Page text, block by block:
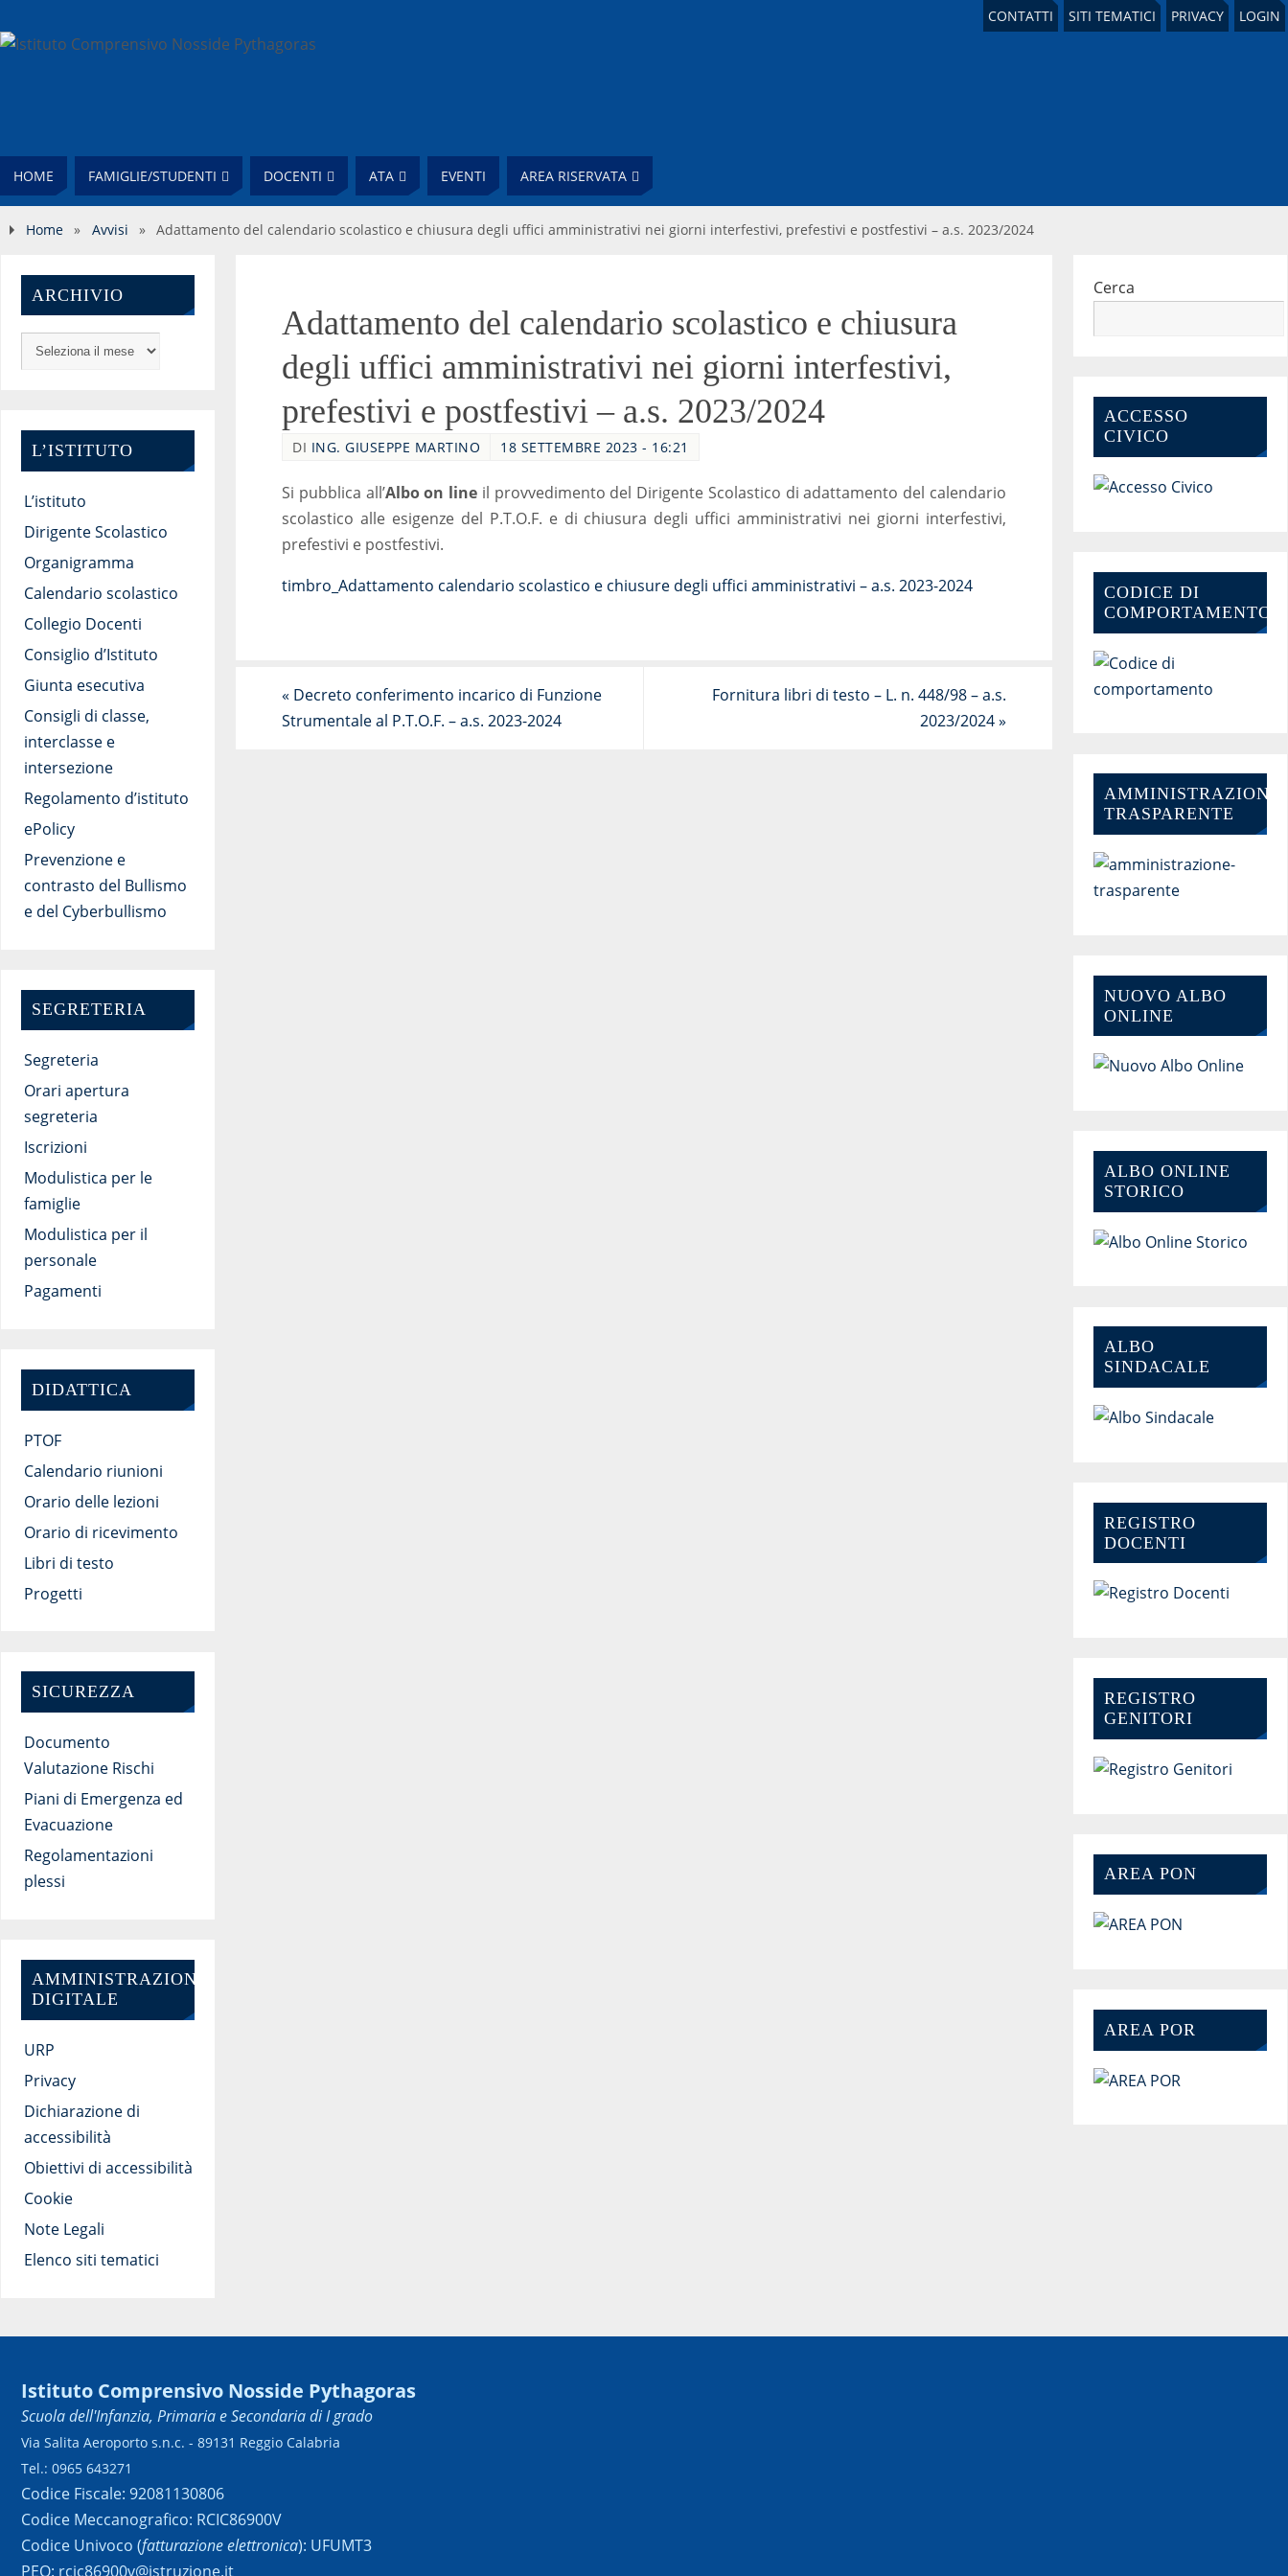
CONTATTI SITI TEMATICI PRIVACY LOGIN
HOME FAMIGLIE/STUDENTI DOCENTI ATA EVENTI AREA RISERVATA
Home » Avvisi » Adattamento del calendario scolastico e chiusura degli uffici amministrativi nei giorni interfestivi, prefestivi e postfestivi – a.s. 2023/2024
Adattamento del calendario scolastico e chiusura
degli uffici amministrativi nei giorni interfestivi,
prefestivi e postfestivi – a.s. 2023/2024
DI ING. GIUSEPPE MARTINO 18 SETTEMBRE 2023 - 16:21
Si pubblica all’Albo on line il provvedimento del Dirigente Scolastico di adattamento del calendario
scolastico alle esigenze del P.T.O.F. e di chiusura degli uffici amministrativi nei giorni interfestivi,
prefestivi e postfestivi.
timbro_Adattamento calendario scolastico e chiusure degli uffici amministrativi – a.s. 2023-2024
« Decreto conferimento incarico di Funzione
Strumentale al P.T.O.F. – a.s. 2023-2024
Fornitura libri di testo – L. n. 448/98 – a.s.
2023/2024»
ARCHIVIO
L’ISTITUTO
L’istituto
Dirigente Scolastico
Organigramma
Calendario scolastico
Collegio Docenti
Consiglio d’Istituto
Giunta esecutiva
Consigli di classe,
interclasse e
intersezione
Regolamento d’istituto
ePolicy
Prevenzione e
contrasto del Bullismo
e del Cyberbullismo
SEGRETERIA
Segreteria
Orari apertura
segreteria
Iscrizioni
Modulistica per le
famiglie
Modulistica per il
personale
Pagamenti
DIDATTICA
PTOF
Calendario riunioni
Orario delle lezioni
Orario di ricevimento
Libri di testo
Progetti
SICUREZZA
Documento
Valutazione Rischi
Piani di Emergenza ed
Evacuazione
Regolamentazioni
plessi
AMMINISTRAZIONE
DIGITALE
URP
Privacy
Dichiarazione di
accessibilità
Obiettivi di accessibilità
Cookie
Note Legali
Elenco siti tematici
Cerca
ACCESSO
CIVICO
CODICE DI
COMPORTAMENTO
AMMINISTRAZIONE-
TRASPARENTE
NUOVO ALBO
ONLINE
ALBO ONLINE
STORICO
ALBO
SINDACALE
REGISTRO
DOCENTI
REGISTRO
GENITORI
AREA PON
AREA POR
Istituto Comprensivo Nosside Pythagoras
Scuola dell'Infanzia, Primaria e Secondaria di I grado
Via Salita Aeroporto s.n.c. - 89131 Reggio Calabria
Tel.: 0965 643271
Codice Fiscale: 92081130806
Codice Meccanografico: RCIC86900V
Codice Univoco (fatturazione elettronica): UFUMT3
PEO: rcic86900v@istruzione.it